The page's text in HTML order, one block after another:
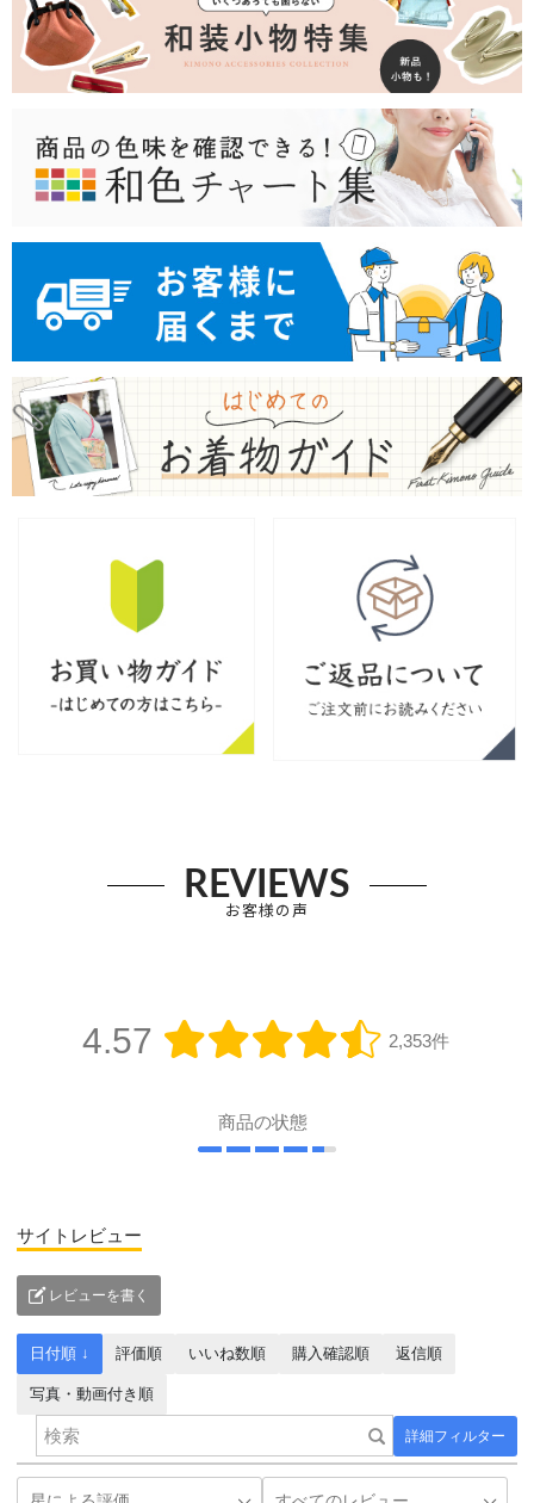
REVIEWS
お客様の声
4.57 2,353件
商品の状態
サイトレビュー
レビューを書く
詳細フィルター
日付順 ↓ 評価順 いいね数順 購入確認順 返信順
写真・動画付き順